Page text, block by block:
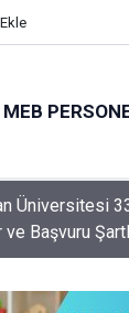
MEB
ve 81 İlin Milli